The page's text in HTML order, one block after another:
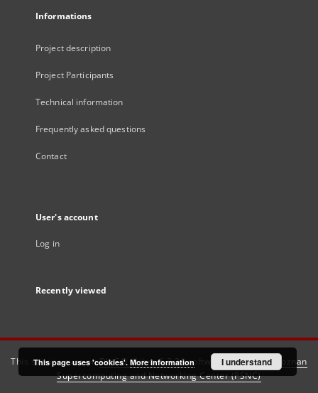
Informations
Project description
Project Participants
Technical information
Frequently asked questions
Contact
User's account
Log in
Recently viewed
This service runs onDInGO dLibra 6.3.21software created by
Poznan
Supercomputing and Networking Center (PSNC)
This page uses 'cookies'. More information I understand